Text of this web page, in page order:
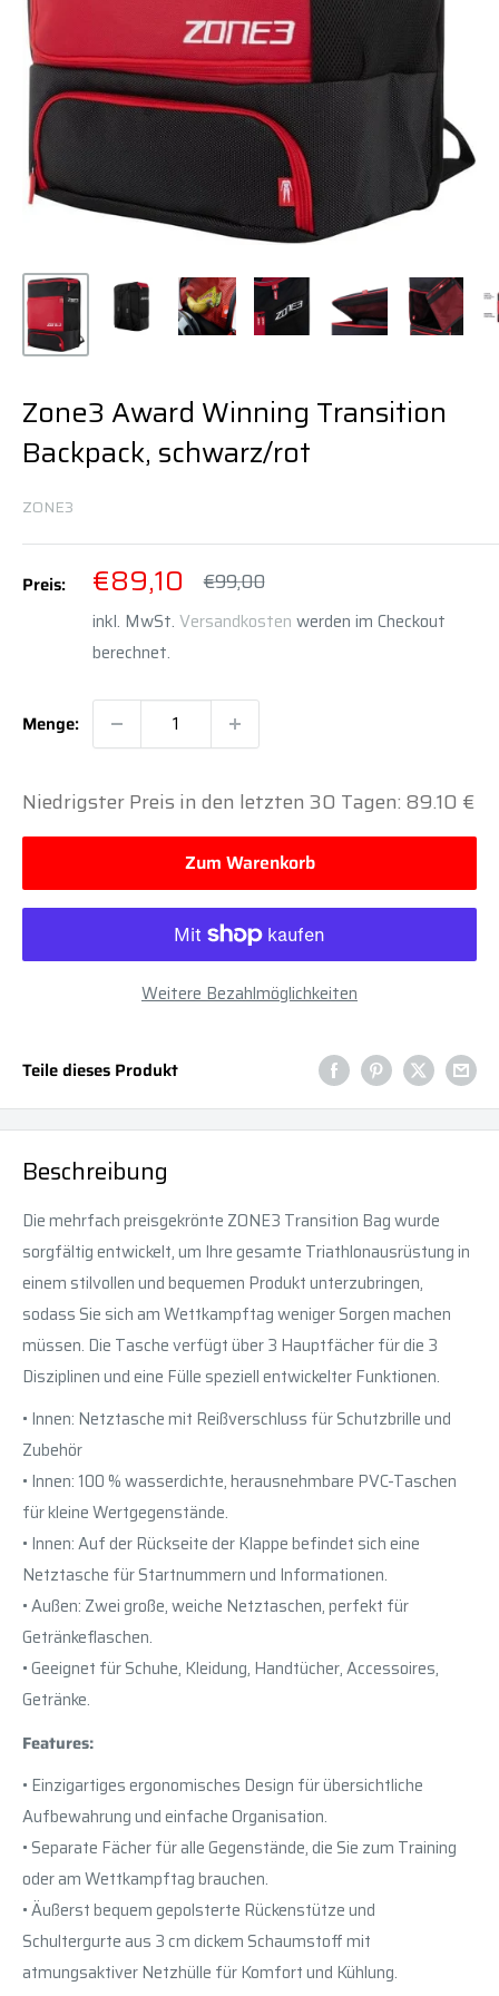
Zone3 Award Winning Transition
Backpack, schwarz/rot
ZONE3
Preis: Sonderpreis
€89,10 Normalpreis
€99,00
inkl. MwSt. Versandkosten werden im Checkout
berechnet.
Menge:
Niedrigster Preis in den letzten 30 Tagen: 89.10 €
Zum Warenkorb
Weitere Bezahlmöglichkeiten
Teile dieses Produkt
Beschreibung
Die mehrfach preisgekrönte ZONE3 Transition Bag wurde
sorgfältig entwickelt, um Ihre gesamte Triathlonausrüstung in
einem stilvollen und bequemen Produkt unterzubringen,
sodass Sie sich am Wettkampftag weniger Sorgen machen
müssen. Die Tasche verfügt über 3 Hauptfächer für die 3
Disziplinen und eine Fülle speziell entwickelter Funktionen.
• Innen: Netztasche mit Reißverschluss für Schutzbrille und
Zubehör
• Innen: 100 % wasserdichte, herausnehmbare PVC-Taschen
für kleine Wertgegenstände.
• Innen: Auf der Rückseite der Klappe befindet sich eine
Netztasche für Startnummern und Informationen.
• Außen: Zwei große, weiche Netztaschen, perfekt für
Getränkeflaschen.
• Geeignet für Schuhe, Kleidung, Handtücher, Accessoires,
Getränke.
Features:
• Einzigartiges ergonomisches Design für übersichtliche
Aufbewahrung und einfache Organisation.
• Separate Fächer für alle Gegenstände, die Sie zum Training
oder am Wettkampftag brauchen.
• Äußerst bequem gepolsterte Rückenstütze und
Schultergurte aus 3 cm dickem Schaumstoff mit
atmungsaktiver Netzhülle für Komfort und Kühlung.